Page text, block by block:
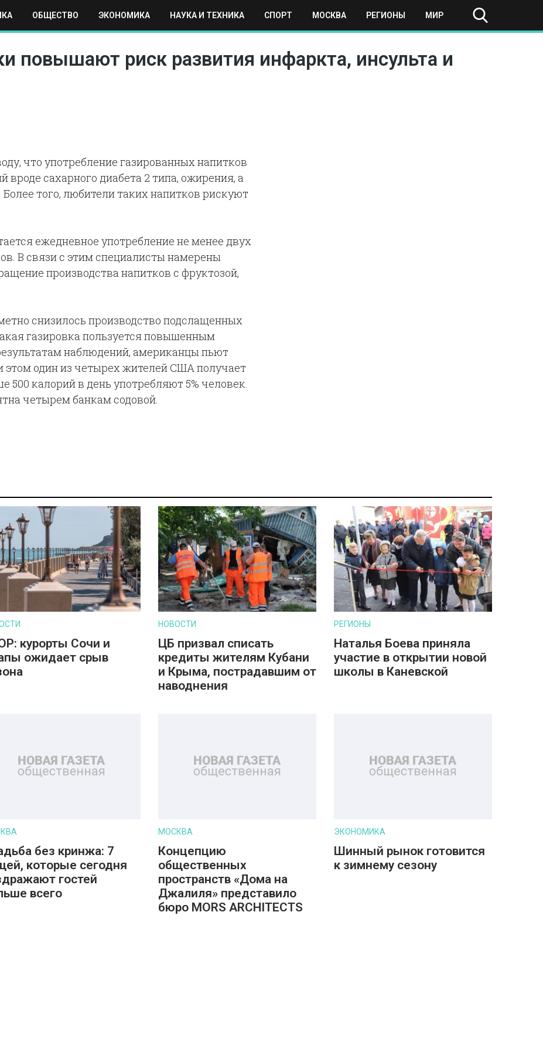
ОБЩЕСТВО ЭКОНОМИКА НАУКА И ТЕХНИКА СПОРТ МОСКВА РЕГИОНЫ МИР
ТЕХНИКА СПОРТ МОСКВА РЕГИОНЫ МИР
повышают риск развития инфаркта, инсульта и
что употребление газированных напитков
сахарного диабета 2 типа, ожирения, а
того, любители таких напитков рискуют
ежедневное употребление не менее двух
В связи с этим специалисты намерены
производства напитков с фруктозой,
снизилось производство подслащенных
газировка пользуется повышенным
наблюдений, американцы пьют
этом один из четырех жителей США получает
500 калорий в день употребляют 5% человек.
четырем банкам содовой.
курорты Сочи и
ожидает срыв
НОВОСТИ
ЦБ призвал списать
кредиты жителям Кубани
и Крыма, пострадавшим от
наводнения
РЕГИОНЫ
Наталья Боева приняла
участие в открытии новой
школы в Каневской
без кринжа: 7
которые сегодня
гостей
всего
МОСКВА
Концепцию
общественных
пространств «Дома на
Джалиля» представило
бюро MORS ARCHITECTS
ЭКОНОМИКА
Шинный рынок готовится
к зимнему сезону